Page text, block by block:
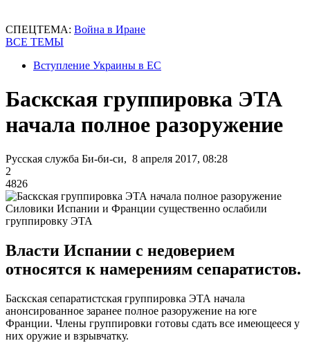
СПЕЦТЕМА: Война в Иране
ВСЕ ТЕМЫ
Вступление Украины в ЕС
Баскская группировка ЭТА
начала полное разоружение
Русская служба Би-би-си, 8 апреля 2017, 08:28
2
4826
Силовики Испании и Франции существенно ослабили
группировку ЭТА
Власти Испании с недоверием
относятся к намерениям сепаратистов.
Баскская сепаратистская группировка ЭТА начала
анонсированное заранее полное разоружение на юге
Франции. Члены группировки готовы сдать все имеющееся у
них оружие и взрывчатку.